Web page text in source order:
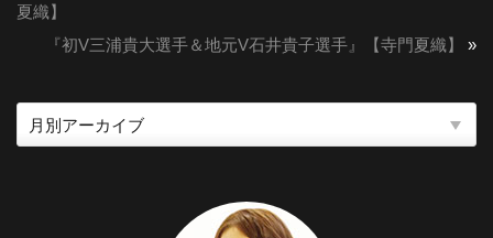
夏織】
『初V三浦貴大選手＆地元V石井貴子選手』【寺門夏織】
»